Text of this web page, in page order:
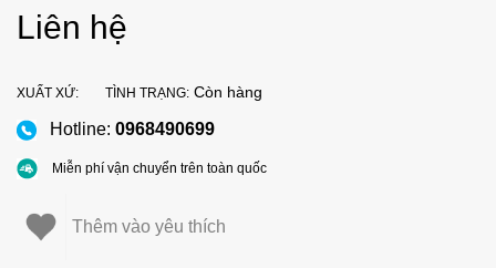
Liên hệ
XUẤT XỨ: TÌNH TRẠNG: Còn hàng
Hotline: 0968490699
Miễn phí vận chuyển trên toàn quốc
Thêm vào yêu thích